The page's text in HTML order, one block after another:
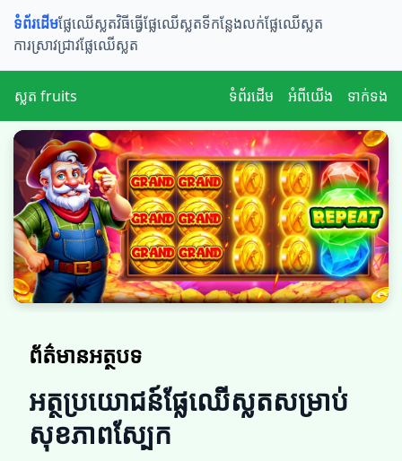
ទំព័រដើមផ្លែឈើស្លត​​វិធីធ្វើផ្លែឈើស្លតទីកន្លែងលក់ផ្លែឈើស្លត
ការស្រាវជ្រាវផ្លែឈើស្លត
ស្លត fruits ទំព័រដើម អំពីយើង ទាក់ទង
ព័ត៌មានអត្ថបទ
អត្ថប្រយោជន៍ផ្លែឈើស្លត​​សម្រាប់
សុខភាពស្បែក